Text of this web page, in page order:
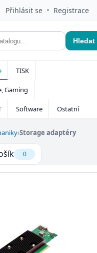
Přihlásit se • Registrace
Hledat
TISK
Gaming
Software Ostatní
›Storage adaptéry
0